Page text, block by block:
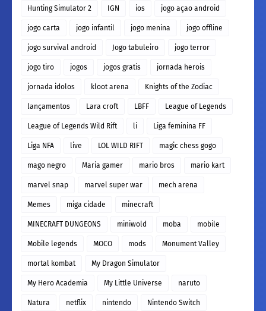
Hunting Simulator 2 IGN ios jogo açao android
jogo carta jogo infantil jogo menina jogo offline
jogo survival android Jogo tabuleiro jogo terror
jogo tiro jogos jogos gratis jornada herois
jornada idolos kloot arena Knights of the Zodiac
lançamentos Lara croft LBFF League of Legends
League of Legends Wild Rift li Liga feminina FF
Liga NFA live LOL WILD RIFT magic chess gogo
mago negro Maria gamer mario bros mario kart
marvel snap marvel super war mech arena
Memes miga cidade minecraft
MINECRAFT DUNGEONS miniwold moba mobile
Mobile legends MOCO mods Monument Valley
mortal kombat My Dragon Simulator
My Hero Academia My Little Universe naruto
Natura netflix nintendo Nintendo Switch